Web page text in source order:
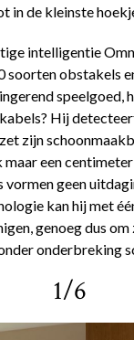
in de kleinste
intelligentie
soorten obstakels
speelgoed,
Hij
zijn
een
geen
kan hij met
genoeg dus
onderbreking
1/6